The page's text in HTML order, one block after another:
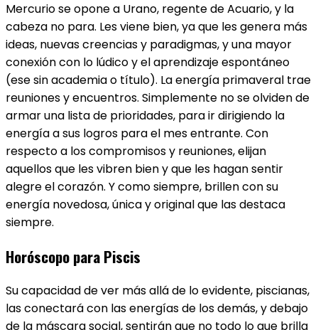
Mercurio se opone a Urano, regente de Acuario, y la
cabeza no para. Les viene bien, ya que les genera más
ideas, nuevas creencias y paradigmas, y una mayor
conexión con lo lúdico y el aprendizaje espontáneo
(ese sin academia o título). La energía primaveral trae
reuniones y encuentros. Simplemente no se olviden de
armar una lista de prioridades, para ir dirigiendo la
energía a sus logros para el mes entrante. Con
respecto a los compromisos y reuniones, elijan
aquellos que les vibren bien y que les hagan sentir
alegre el corazón. Y como siempre, brillen con su
energía novedosa, única y original que las destaca
siempre.
Horóscopo para Piscis
Su capacidad de ver más allá de lo evidente, piscianas,
las conectará con las energías de los demás, y debajo
de la máscara social, sentirán que no todo lo que brilla